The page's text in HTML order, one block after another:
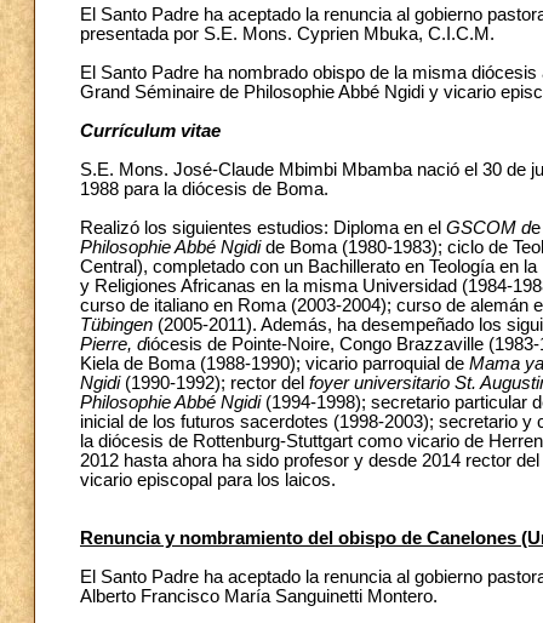
El Santo Padre ha aceptado la renuncia al gobierno
presentada por S.E. Mons. Cyprien Mbuka, C.I.C.M.
El Santo Padre ha nombrado obispo de la misma
Grand Séminaire de Philosophie Abbé Ngidi y vicario
Currículum vitae
S.E. Mons. José-Claude Mbimbi Mbamba nació el 30 de
1988 para la diócesis de Boma.
Realizó los siguientes estudios: Diploma en el GSCOM d
Philosophie Abbé Ngidide Boma (1980-1983); ciclo de
Central), completado con un Bachillerato en Teología en la
y Religiones Africanas en la misma Universidad (1984-
curso de italiano en Roma (2003-2004); curso de alemán
Tübingen (2005-2011). Además, ha desempeñado los
Pierre, diócesis de Pointe-Noire, Congo Brazzaville
Kiela de Boma (1988-1990); vicario parroquial de Mama
Ngidi(1990-1992); rector del foyer universitario St.
Philosophie Abbé Ngidi (1994-1998); secretario particular
inicial de los futuros sacerdotes (1998-2003); secretario
la diócesis de Rottenburg-Stuttgart como vicario de
2012 hasta ahora ha sido profesor y desde 2014 rector del
vicario episcopal para los laicos.
Renuncia y nombramiento del obispo de Canelones
El Santo Padre ha aceptado la renuncia al gobierno
Alberto Francisco María Sanguinetti Montero.